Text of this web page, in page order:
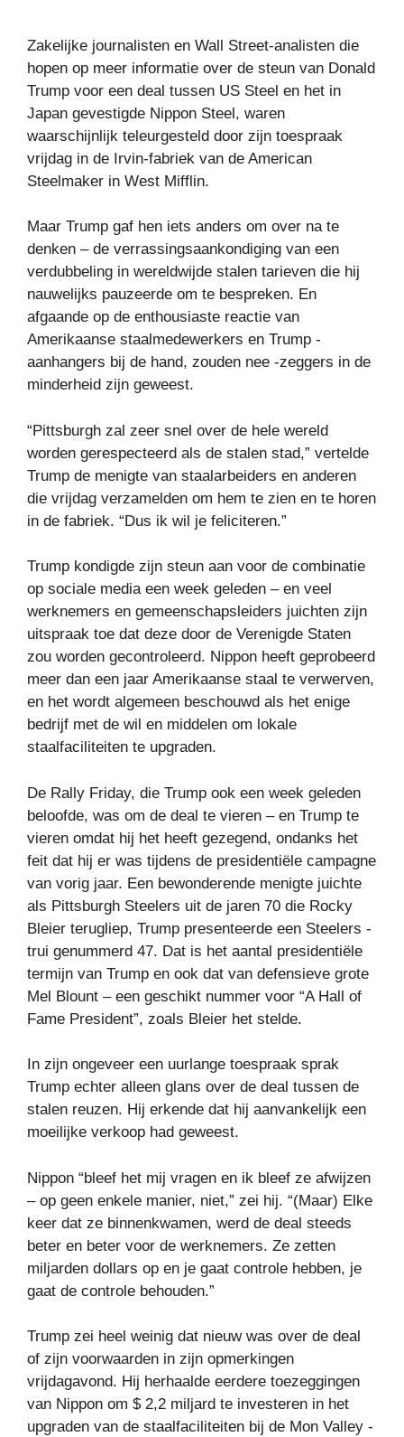
Zakelijke journalisten en Wall Street-analisten die
hopen op meer informatie over de steun van Donald
Trump voor een deal tussen US Steel en het in
Japan gevestigde Nippon Steel, waren
waarschijnlijk teleurgesteld door zijn toespraak
vrijdag in de Irvin-fabriek van de American
Steelmaker in West Mifflin.
Maar Trump gaf hen iets anders om over na te
denken – de verrassingsaankondiging van een
verdubbeling in wereldwijde stalen tarieven die hij
nauwelijks pauzeerde om te bespreken. En
afgaande op de enthousiaste reactie van
Amerikaanse staalmedewerkers en Trump -
aanhangers bij de hand, zouden nee -zeggers in de
minderheid zijn geweest.
“Pittsburgh zal zeer snel over de hele wereld
worden gerespecteerd als de stalen stad,” vertelde
Trump de menigte van staalarbeiders en anderen
die vrijdag verzamelden om hem te zien en te horen
in de fabriek. “Dus ik wil je feliciteren.”
Trump kondigde zijn steun aan voor de combinatie
op sociale media een week geleden – en veel
werknemers en gemeenschapsleiders juichten zijn
uitspraak toe dat deze door de Verenigde Staten
zou worden gecontroleerd. Nippon heeft geprobeerd
meer dan een jaar Amerikaanse staal te verwerven,
en het wordt algemeen beschouwd als het enige
bedrijf met de wil en middelen om lokale
staalfaciliteiten te upgraden.
De Rally Friday, die Trump ook een week geleden
beloofde, was om de deal te vieren – en Trump te
vieren omdat hij het heeft gezegend, ondanks het
feit dat hij er was tijdens de presidentiële campagne
van vorig jaar. Een bewonderende menigte juichte
als Pittsburgh Steelers uit de jaren 70 die Rocky
Bleier terugliep, Trump presenteerde een Steelers -
trui genummerd 47. Dat is het aantal presidentiële
termijn van Trump en ook dat van defensieve grote
Mel Blount – een geschikt nummer voor “A Hall of
Fame President”, zoals Bleier het stelde.
In zijn ongeveer een uurlange toespraak sprak
Trump echter alleen glans over de deal tussen de
stalen reuzen. Hij erkende dat hij aanvankelijk een
moeilijke verkoop had geweest.
Nippon “bleef het mij vragen en ik bleef ze afwijzen
– op geen enkele manier, niet,” zei hij. “(Maar) Elke
keer dat ze binnenkwamen, werd de deal steeds
beter en beter voor de werknemers. Ze zetten
miljarden dollars op en je gaat controle hebben, je
gaat de controle behouden.”
Trump zei heel weinig dat nieuw was over de deal
of zijn voorwaarden in zijn opmerkingen
vrijdagavond. Hij herhaalde eerdere toezeggingen
van Nippon om $ 2,2 miljard te investeren in het
upgraden van de staalfaciliteiten bij de Mon Valley -